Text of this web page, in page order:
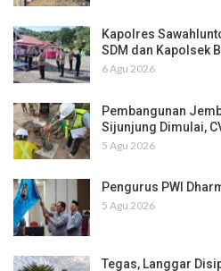
Kapolres
SDM dan Kapolsek
6 Agu 2026
Pembangunan
Sijunjung Dimulai,
5 Agu 2026
Pengurus PWI
5 Agu 2026
Tegas, Langgar